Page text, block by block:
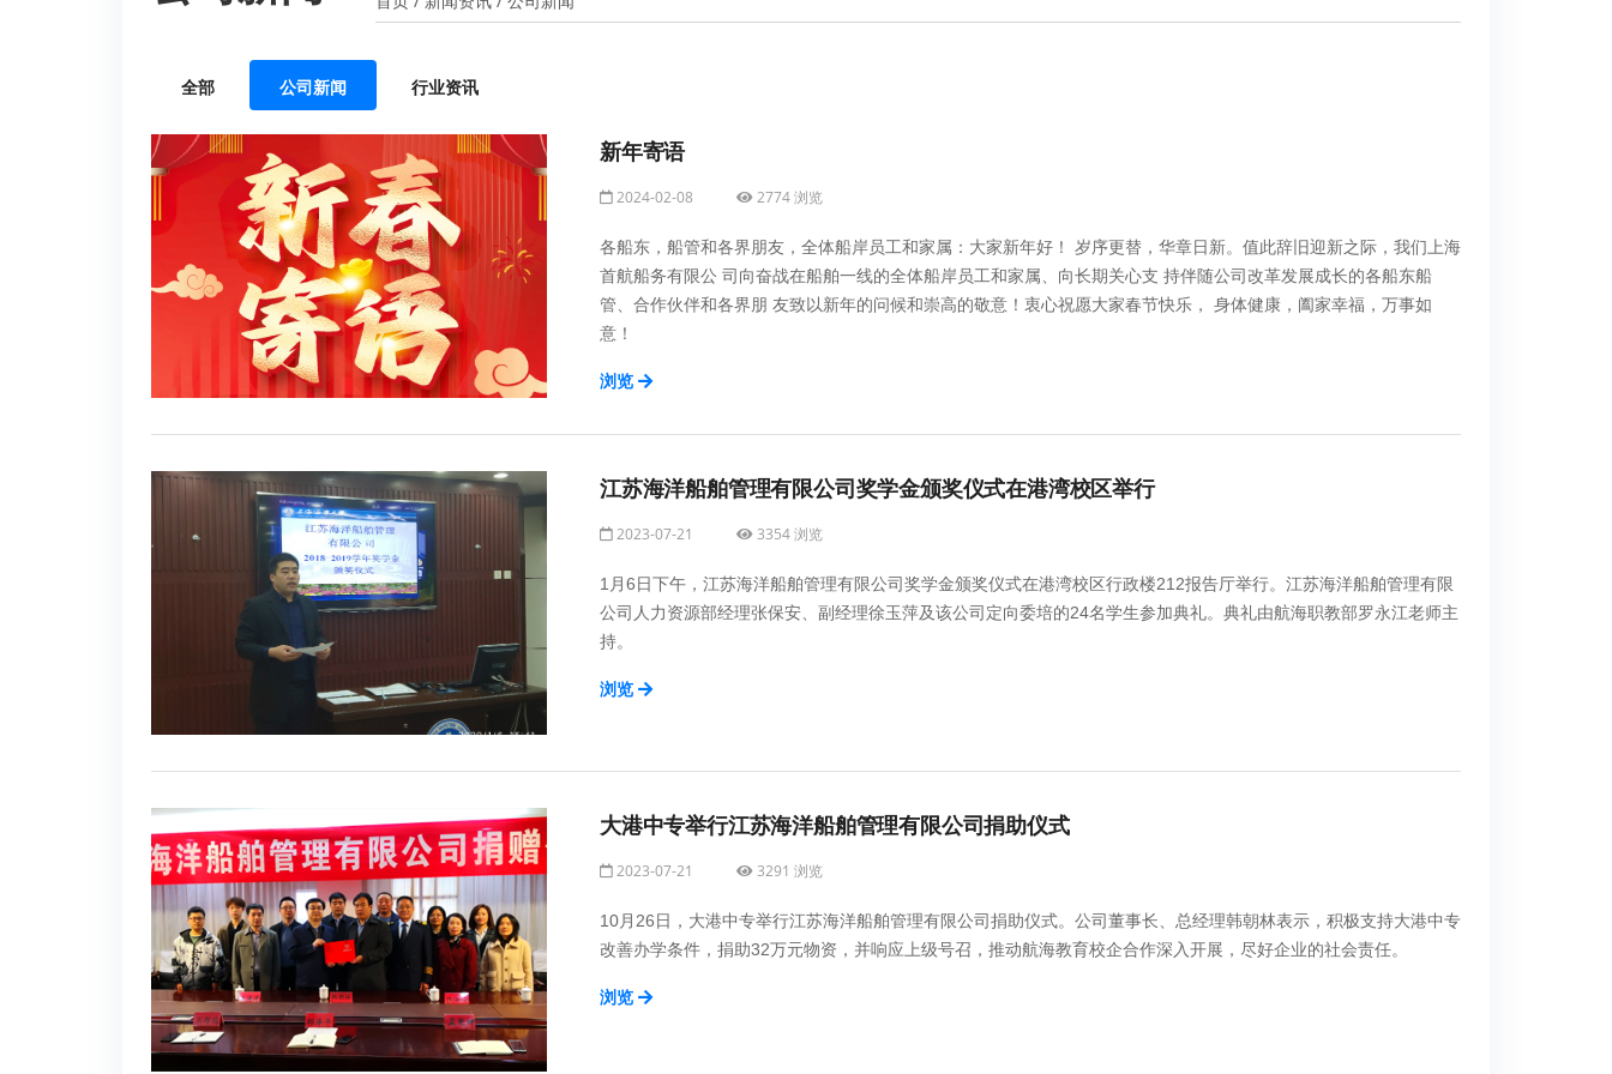
全部 公司新闻 行业资讯
新年寄语
2024-02-08 2774 浏览
各船东，船管和各界朋友，全体船岸员工和家属：大家新年好！ 岁序更替，华章日新。值此辞旧迎新之际，我们上海
首航船务有限公 司向奋战在船舶一线的全体船岸员工和家属、向长期关心支 持伴随公司改革发展成长的各船东船
管、合作伙伴和各界朋 友致以新年的问候和崇高的敬意！衷心祝愿大家春节快乐， 身体健康，阖家幸福，万事如
意！
浏览
江苏海洋船舶管理有限公司奖学金颁奖仪式在港湾校区举行
2023-07-21 3354 浏览
1月6日下午，江苏海洋船舶管理有限公司奖学金颁奖仪式在港湾校区行政楼212报告厅举行。江苏海洋船舶管理有限
公司人力资源部经理张保安、副经理徐玉萍及该公司定向委培的24名学生参加典礼。典礼由航海职教部罗永江老师主
持。
浏览
大港中专举行江苏海洋船舶管理有限公司捐助仪式
2023-07-21 3291 浏览
10月26日，大港中专举行江苏海洋船舶管理有限公司捐助仪式。公司董事长、总经理韩朝林表示，积极支持大港中专
改善办学条件，捐助32万元物资，并响应上级号召，推动航海教育校企合作深入开展，尽好企业的社会责任。
浏览